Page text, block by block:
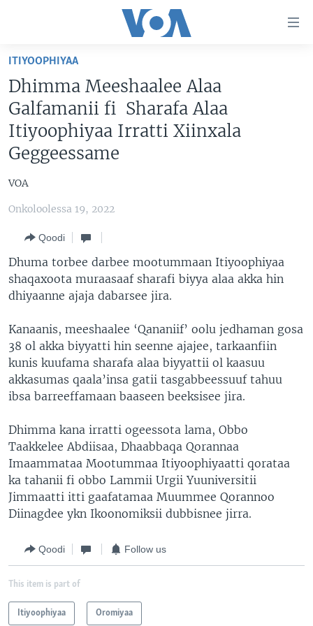
seenan
Gara
gabaasaatti
darbi
Gara
ijootti
barbaadduutti
ITOOPHIYAA|EERTIRAA
AFRIKAA
YUNAAYTID ISTEETS
VIIDIYOO
TAMSAASA GUYAADHAA GUYYAA
VIIDIYOO
TAMSAASA SAGALEEN
IBSA GULAALAA MOOTUMMAA YUNAAYTID ISTEETS
Learning English
Afaanoota
ITIYOOPHIYAA
Dhimma Meeshaalee Alaa
Galfamanii fi Sharafa Alaa
Itiyoophiyaa Irratti Xiinxala
Geggeessame
VOA
Onkoloolessa 19, 2022
Qoodi
Dhuma torbee darbee mootummaan Itiyoophiyaa
shaqaxoota muraasaaf sharafi biyya alaa akka hin
dhiyaanne ajaja dabarsee jira.
Kanaanis, meeshaalee ‘Qananiif’ oolu jedhaman gosa
38 ol akka biyyatti hin seenne ajajee, tarkaanfiin
kunis kuufama sharafa alaa biyyattii ol kaasuu
akkasumas qaala’insa gatii tasgabbeessuuf tahuu
ibsa barreeffamaan baaseen beeksisee jira.
Dhimma kana irratti ogeessota lama, Obbo
Taakkelee Abdiisaa, Dhaabbaqa Qorannaa
Imaammataa Mootummaa Itiyoophiyaatti qorataa
ka tahanii fi obbo Lammii Urgii Yuuniversitii
Jimmaatti itti gaafatamaa Muummee Qorannoo
Diinagdee ykn Ikoonomiksii dubbisnee jirra.
Qoodi Follow us
This item is part of
Itiyoophiyaa Oromiyaa